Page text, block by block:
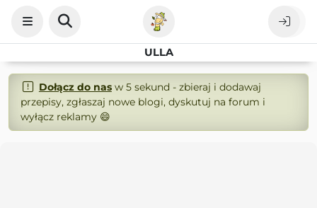
ULLA
Dołącz do nasw 5 sekund - zbieraj i dodawaj
przepisy, zgłaszaj nowe blogi, dyskutuj na forum i
wyłącz reklamy 😄